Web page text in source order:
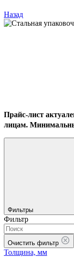
Назад
Прайс-лист
лицам.
Фильтры
Фильтр
Очистить фильтр
Толщина, мм